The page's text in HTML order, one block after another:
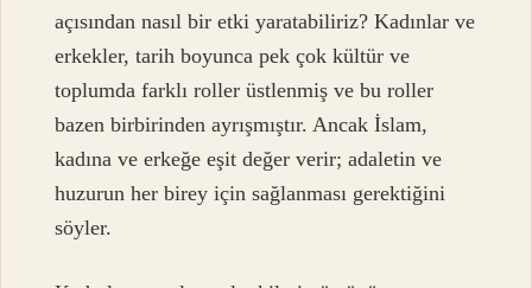
açısından nasıl bir etki yaratabiliriz? Kadınlar ve
erkekler, tarih boyunca pek çok kültür ve
toplumda farklı roller üstlenmiş ve bu roller
bazen birbirinden ayrışmıştır. Ancak İslam,
kadına ve erkeğe eşit değer verir; adaletin ve
huzurun her birey için sağlanması gerektiğini
söyler.